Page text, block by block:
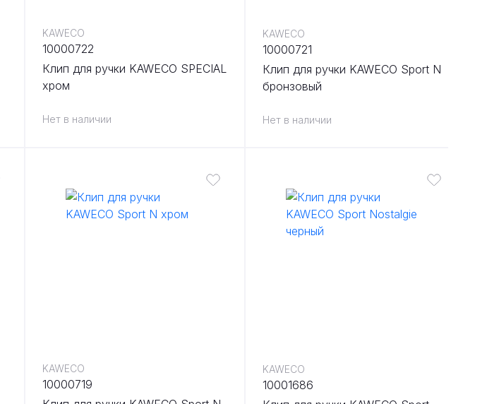
Нет в наличии
Клип для ручки KAWECO SPECIAL
хром
KAWECO
10000722
Нет в наличии
Клип для ручки KAWECO Sport N
бронзовый
KAWECO
10000721
KAWECO
10000719
KAWECO
10001686